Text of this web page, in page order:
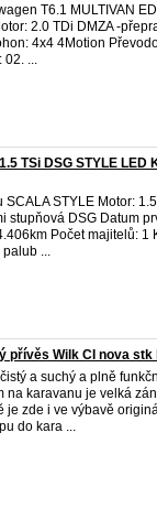
T6.1 MULTIVAN
2.0 TDi DMZA -
4x4 4Motion
02. ...
TSi DSG STYLE LED
SCALA STYLE Motor:
stupňová DSG Datum
Počet majitelů: 1
...
přívěs Wilk CI nova
a suchý a plně
na karavanu je velká
je zde i ve výbavě
do kara ...